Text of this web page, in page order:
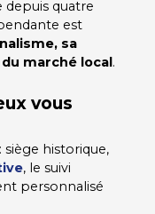
quatre
est
sa
marché local.
vous
: siège historique,
, le suivi
personnalisé